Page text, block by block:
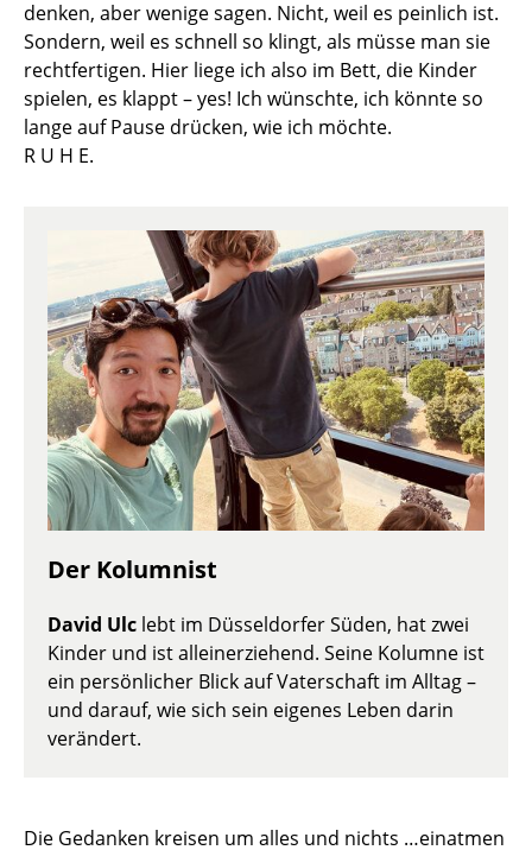
denken, aber wenige sagen. Nicht, weil es peinlich ist.
Sondern, weil es schnell so klingt, als müsse man sie
rechtfertigen. Hier liege ich also im Bett, die Kinder
spielen, es klappt – yes! Ich wünschte, ich könnte so
lange auf Pause drücken, wie ich möchte.
R U H E.
Der Kolumnist
David Ulc lebt im Düsseldorfer Süden, hat zwei
Kinder und ist alleinerziehend. Seine Kolumne ist
ein persönlicher Blick auf Vaterschaft im Alltag –
und darauf, wie sich sein eigenes Leben darin
verändert.
Die Gedanken kreisen um alles und nichts …einatmen